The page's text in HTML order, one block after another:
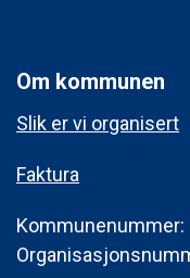
Om kommunen
Slik er vi organisert
Faktura
Kommunenummer: